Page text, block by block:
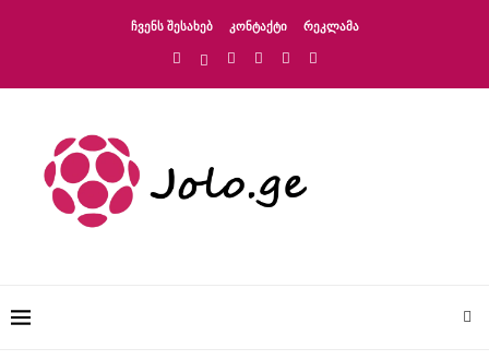
ᲩᲕᲔᲜᲡ ᲨᲔᲡᲐᲮᲔᲑ ᲙᲝᲜᲢᲐᲥᲢᲘ ᲠᲔᲙᲚᲐᲛᲐ